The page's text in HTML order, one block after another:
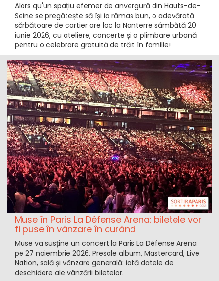
Alors qu'un spațiu efemer de anvergură din Hauts-de-
Seine se pregătește să își ia rămas bun, o adevărată
sărbătoare de cartier are loc la Nanterre sâmbătă 20
iunie 2026, cu ateliere, concerte și o plimbare urbană,
pentru o celebrare gratuită de trăit în familie!
Muse în Paris La Défense Arena: biletele vor
fi puse în vânzare în curând
Muse va susține un concert la Paris La Défense Arena
pe 27 noiembrie 2026. Presale album, Mastercard, Live
Nation, sală și vânzare generală: iată datele de
deschidere ale vânzării biletelor.